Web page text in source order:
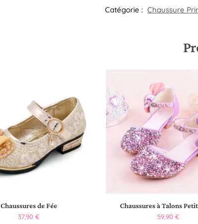
Catégorie : Chaussure
Chaussures de Fée
37,90€
Chaussures à Talons
59,90 €